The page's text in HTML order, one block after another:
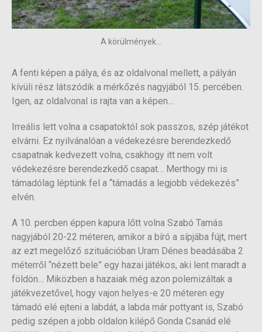
A körülmények...
A fenti képen a pálya, és az oldalvonal mellett, a pályán
kívüli rész látszódik a mérkőzés nagyjából 15. percében.
Igen, az oldalvonal is rajta van a képen…
Irreális lett volna a csapatoktól sok passzos, szép játékot
elvárni. Ez nyilvánalóan a védekezésre berendezkedő
csapatnak kedvezett volna, csakhogy itt nem volt
védekezésre berendezkedő csapat… Merthogy mi is
támadólag léptünk fel a “támadás a legjobb védekezés”
elvén.
A 10. percben éppen kapura lőtt volna Szabó Tamás
nagyjából 20-22 méteren, amikor a bíró a sípjába fújt, mert
az ezt megelőző szituációban Uram Dénes beadásába 2
méterről “nézett bele” egy hazai játékos, aki lent maradt a
földön… Miközben a hazaiak még azon polemizáltak a
játékvezetővel, hogy vajon helyes-e 20 méteren egy
támadó elé ejteni a labdát, a labda már pottyant is, Szabó
pedig szépen a jobb oldalon kilépő Gonda Csanád elé